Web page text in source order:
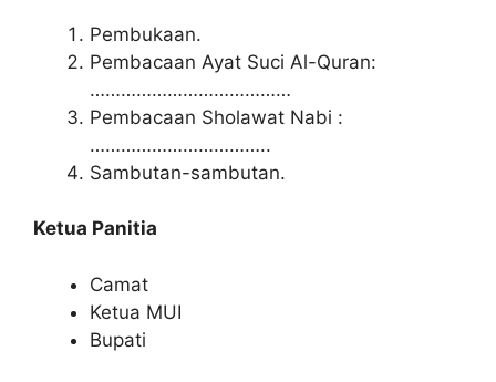
Pembukaan.
Pembacaan Ayat Suci Al-Quran:
…………………………………
Pembacaan Sholawat Nabi :
……………………………..
Sambutan-sambutan.
Ketua Panitia
Camat
Ketua MUI
Bupati